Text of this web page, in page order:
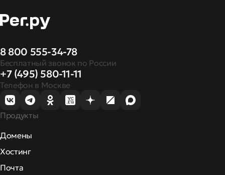
8 800 555-34-78
Бесплатный звонок по России
+7 (495) 580-11-11
Телефон в Москве
Продукты
Домены
Хостинг
Почта